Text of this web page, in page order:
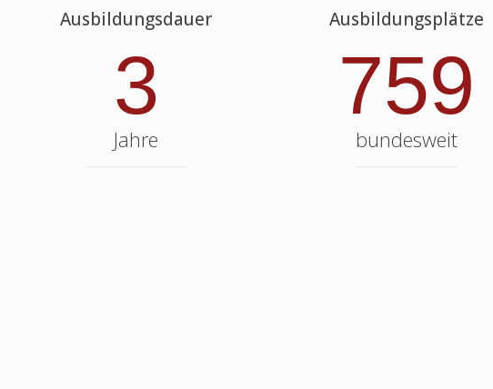
Ausbildungsdauer
3
Jahre
Ausbildungsplätze
759
bundesweit